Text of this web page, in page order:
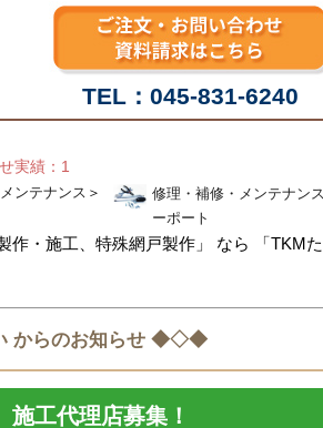
TEL：045-831-6240
実績：1
ンテナンス ＞
修理・補修・メンテナンス
ーポート
作・施工、特殊網戸製作」 なら 「TKM
からのお知らせ ◆◇◆
工代理店募集！